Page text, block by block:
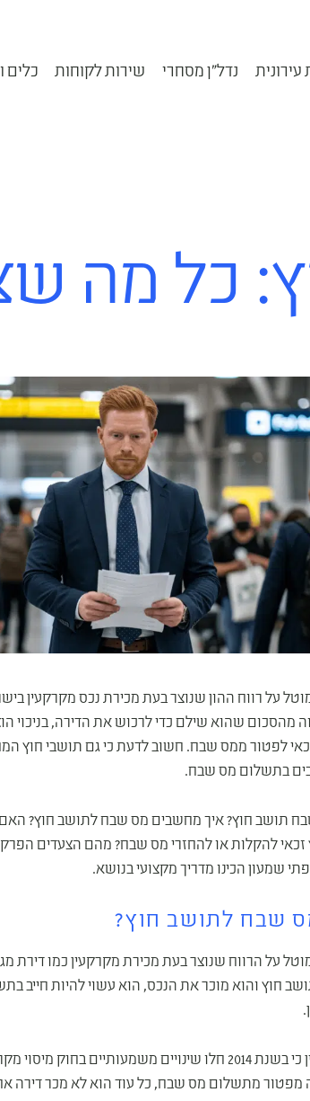
נדל״ן מסחרי שירות לקוחות כלים
כל מה
על רווח ההון שנוצר בעת מכירת נכס מקרקעין
מהסכום שהוא שילם כדי לרכוש את הדירה, בניכוי
לפטור ממס שבח. חשוב לדעת כי גם תושבי חוץ
בתשלום מס שבח.
תושב חוץ? איך מחשבים מס שבח לתושב חוץ?
זכאי להקלות או להחזרי מס שבח? מהם הצעדים
שמעון הכינו מדריך מקצועי בנושא.
שבח לתושב חוץ?
על הרווח שנוצר בעת מכירת מקרקעין כמו דירת
חוץ והוא מוכר את הנכס, הוא עשוי להיות חייב
חשוב לציין כי בשנת 2014 חלו שינויים
מתשלום מס שבח, כל עוד הוא לא מכר דירה אחרת